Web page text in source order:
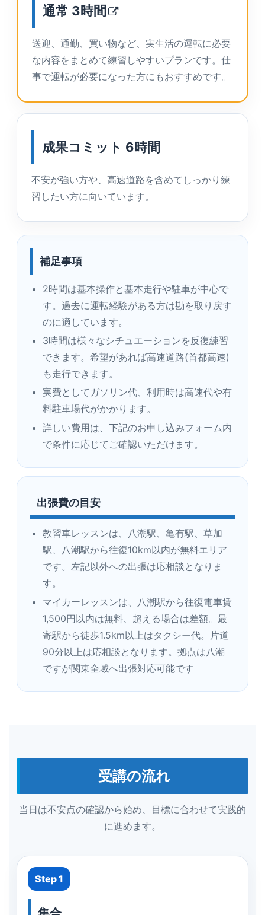
通常 3時間
送迎、通勤、買い物など、実生活の運転に必要
な内容をまとめて練習しやすいプランです。仕
事で運転が必要になった方にもおすすめです。
成果コミット 6時間
不安が強い方や、高速道路を含めてしっかり練
習したい方に向いています。
補足事項
2時間は基本操作と基本走行や駐車が中心で
す。過去に運転経験がある方は勘を取り戻す
のに適しています。
3時間は様々なシチュエーションを反復練習
できます。希望があれば高速道路(首都高速)
も走行できます。
実費としてガソリン代、利用時は高速代や有
料駐車場代がかかります。
詳しい費用は、下記のお申し込みフォーム内
で条件に応じてご確認いただけます。
出張費の目安
教習車レッスンは、八潮駅、亀有駅、草加
駅、八潮駅から往復10km以内が無料エリア
です。左記以外への出張は応相談となりま
す。
マイカーレッスンは、八潮駅から往復電車賃
1,500円以内は無料、超える場合は差額。最
寄駅から徒歩1.5km以上はタクシー代。片道
90分以上は応相談となります。拠点は八潮
ですが関東全域へ出張対応可能です
受講の流れ
当日は不安点の確認から始め、目標に合わせて実践的
に進めます。
Step 1